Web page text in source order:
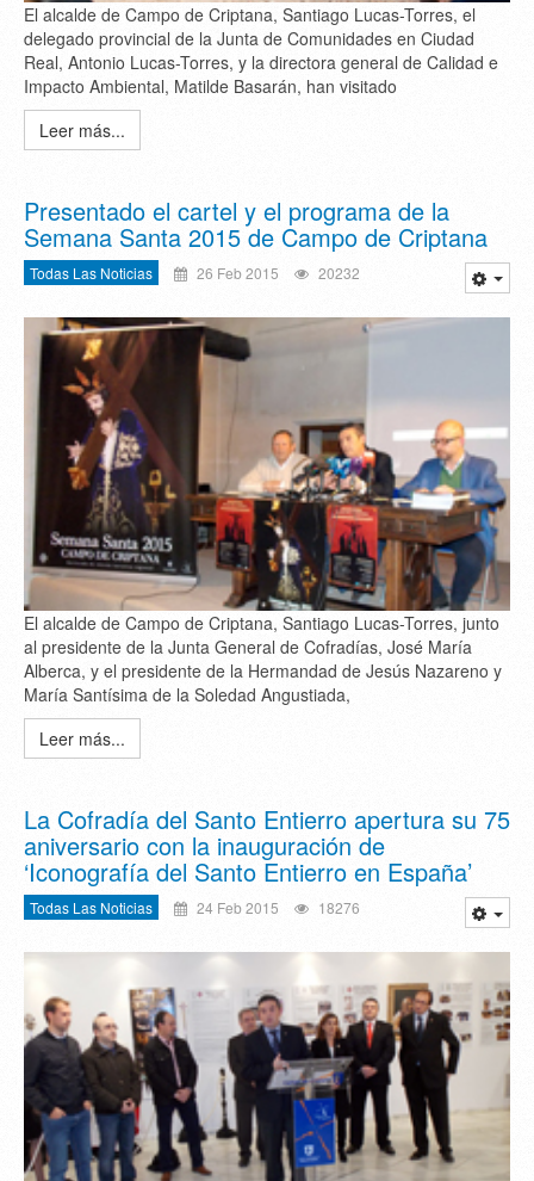
El alcalde de Campo de Criptana, Santiago Lucas-Torres, el
delegado provincial de la Junta de Comunidades en Ciudad
Real, Antonio Lucas-Torres, y la directora general de Calidad e
Impacto Ambiental, Matilde Basarán, han visitado
Leer más...
Presentado el cartel y el programa de la
Semana Santa 2015 de Campo de Criptana
Todas Las Noticias 26 Feb 2015 20232
El alcalde de Campo de Criptana, Santiago Lucas-Torres, junto
al presidente de la Junta General de Cofradías, José María
Alberca, y el presidente de la Hermandad de Jesús Nazareno y
María Santísima de la Soledad Angustiada,
Leer más...
La Cofradía del Santo Entierro apertura su 75
aniversario con la inauguración de
‘Iconografía del Santo Entierro en España’
Todas Las Noticias 24 Feb 2015 18276